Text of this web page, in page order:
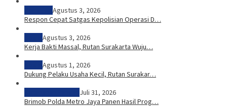
Agustus 3, 2026
Respon Cepat Satgas Kepolisian Operasi D…
Agustus 3, 2026
Kerja Bakti Massal, Rutan Surakarta Wuju…
Agustus 1, 2026
Dukung Pelaku Usaha Kecil, Rutan Surakar…
Juli 31, 2026
Brimob Polda Metro Jaya Panen Hasil Prog…